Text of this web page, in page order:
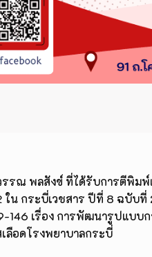
รรณ พลสังข์ ที่ได้รับการตีพิม
ใน กระบี่เวชสาร ปีที่ 8 ฉบับ
146 เรื่อง การพัฒนารูปแบบ
ลือดโรงพยาบาลกระบี่